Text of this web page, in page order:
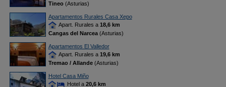
Tineo(Asturias)
Apartamentos Rurales Casa Xepo
Apart. Rurales a 18,6 km
Cangas del Narcea(Asturias)
Apartamentos El Valledor
Apart. Rurales a 19,6 km
Tremao / Allande(Asturias)
Hotel Casa Miño
Hotel a 20,6 km